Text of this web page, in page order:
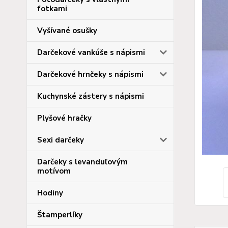
fotkami
Vyšívané osušky
Darčekové vankúše s nápismi
Darčekové hrnčeky s nápismi
Kuchynské zástery s nápismi
Plyšové hračky
Sexi darčeky
Darčeky s levanduľovým
motívom
Hodiny
Štamperlíky